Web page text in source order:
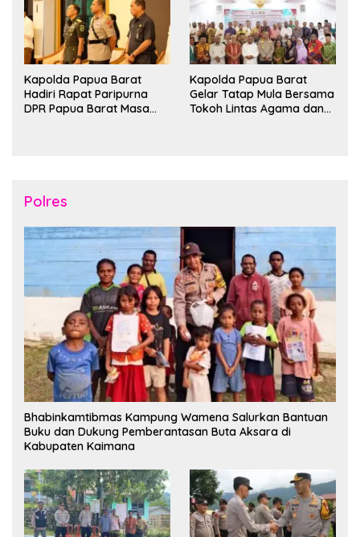
Kapolda Papua Barat
Hadiri Rapat Paripurna
DPR Papua Barat Masa
Kapolda Papua Barat
Gelar Tatap Mula Bersama
Tokoh Lintas Agama dan
Polres
Bhabinkamtibmas Kampung Wamena Salurkan Bantuan
Buku dan Dukung Pemberantasan Buta Aksara di
Kabupaten Kaimana